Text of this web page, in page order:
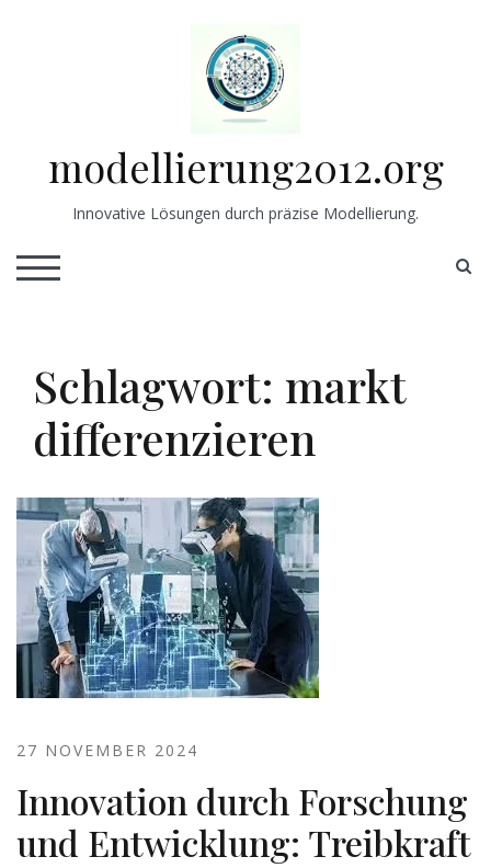
modellierung2012.org
Innovative Lösungen durch präzise Modellierung.
TOGGLE MOBILE MENU
Schlagwort: markt
differenzieren
27 NOVEMBER 2024
Innovation durch Forschung
und Entwicklung: Treibkraft